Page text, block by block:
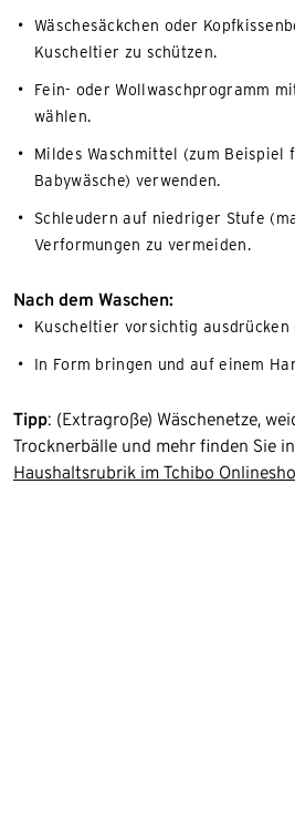
Wäschesäckchen oder
Kuscheltier zu schützen.
Fein- oder Wollwaschprogramm
wählen.
Mildes Waschmittel (zum Beispiel
Babywäsche) verwenden.
Schleudern auf niedriger Stufe
Verformungen zu vermeiden.
Nach dem Waschen:
Kuscheltier vorsichtig ausdrücken
In Form bringen und auf einem
Tipp: (Extragroße) Wäschenetze,
Trocknerbälle und mehr finden Sie
Haushaltsrubrik im Tchibo